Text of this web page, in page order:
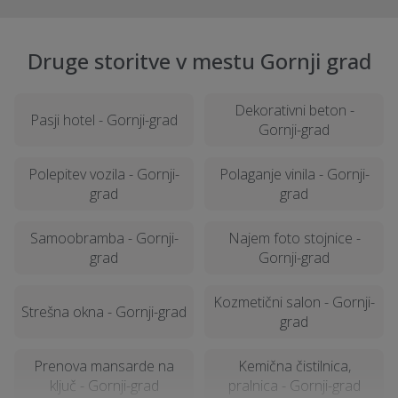
Druge storitve v mestu Gornji grad
Pasji hotel - Gornji-grad
Dekorativni beton -
Gornji-grad
Polepitev vozila - Gornji-
grad
Polaganje vinila - Gornji-
grad
Samoobramba - Gornji-
grad
Najem foto stojnice -
Gornji-grad
Strešna okna - Gornji-grad
Kozmetični salon - Gornji-
grad
Prenova mansarde na
ključ - Gornji-grad
Kemična čistilnica,
pralnica - Gornji-grad